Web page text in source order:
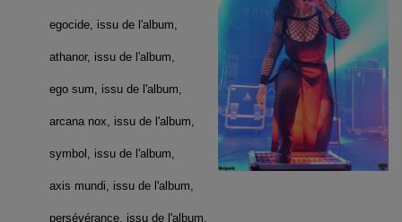
egocide, issu de l'album,
athanor, issu de l'album,
ego sum, issu de l'album,
arcana nox, issu de l'album,
symbol, issu de l'album,
axis mundi, issu de l'album,
persévérance, issu de l'album.